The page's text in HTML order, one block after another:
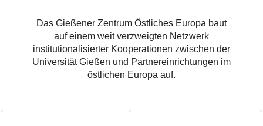
Das Gießener Zentrum Östliches Europa baut
auf einem weit verzweigten Netzwerk
institutionalisierter Kooperationen zwischen der
Universität Gießen und Partnereinrichtungen im
östlichen Europa auf.